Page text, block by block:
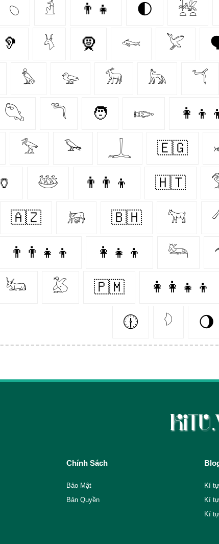
𓆇 𓁢 👨‍👧 🌓 𓆥
🦻 𓄃 🧕 𓆜 𓅯
𓅊 𓅰 𓃘 𓃦 𓆔
𓆡 𓆕 🧑 𓆢
𓅡 𓅨 𓆆 🇪🇬
🏺 𓅸 👨‍👨‍👦 🇭🇹
🇦🇿 𓃖 🇧🇭 𓃙
👨‍👨‍👧‍👦 👩‍👧‍👦 𓃛
𓃜 𓅷 🇵🇲 👩‍👩‍👧‍👦
🕧 𓆠 🌖
Chính Sách
Bảo Mật
Bản Quyền
Kí
Kí
Kí